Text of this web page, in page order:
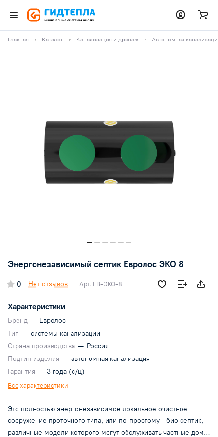
Главная Каталог Канализация и дренаж Автономная
Энергонезависимый септик Евролос ЭКО 8
0 Нет отзывов Арт. ЕВ-ЭКО-8
Характеристики
Бренд — Евролос
Тип — системы канализации
Страна производства — Россия
Подтип изделия — автономная канализация
Гарантия — 3 года (с/ц)
Все характеристики
Это полностью энергонезависимое локальное очистное
сооружение проточного типа, или по-простому - био септик,
различные модели которого могут обслуживать частные дома